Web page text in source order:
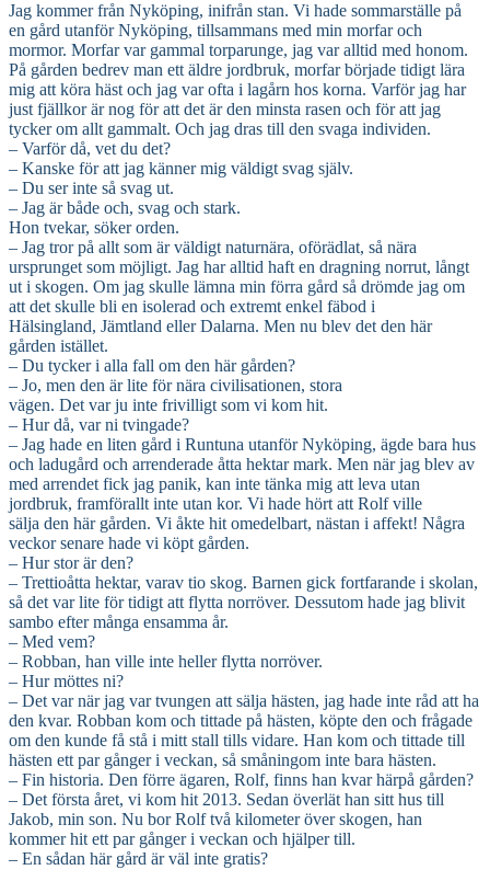
Jag kommer från Nyköping, inifrån stan. Vi hade sommarställe på
en gård utanför Nyköping, tillsammans med min morfar och
mormor. Morfar var gammal torparunge, jag var alltid med honom.
På gården bedrev man ett äldre jordbruk, morfar började tidigt lära
mig att köra häst och jag var ofta i lagårn hos korna. Varför jag har
just fjällkor är nog för att det är den minsta rasen och för att jag
tycker om allt gammalt. Och jag dras till den svaga individen.
– Varför då, vet du det?
– Kanske för att jag känner mig väldigt svag själv.
– Du ser inte så svag ut.
– Jag är både och, svag och stark.
Hon tvekar, söker orden.
– Jag tror på allt som är väldigt naturnära, oförädlat, så nära
ursprunget som möjligt. Jag har alltid haft en dragning norrut, långt
ut i skogen. Om jag skulle lämna min förra gård så drömde jag om
att det skulle bli en isolerad och extremt enkel fäbod i
Hälsingland, Jämtland eller Dalarna. Men nu blev det den här
gården istället.
– Du tycker i alla fall om den här gården?
– Jo, men den är lite för nära civilisationen, stora
vägen. Det var ju inte frivilligt som vi kom hit.
– Hur då, var ni tvingade?
– Jag hade en liten gård i Runtuna utanför Nyköping, ägde bara hus
och ladugård och arrenderade åtta hektar mark. Men när jag blev av
med arrendet fick jag panik, kan inte tänka mig att leva utan
jordbruk, framförallt inte utan kor. Vi hade hört att Rolf ville
sälja den här gården. Vi åkte hit omedelbart, nästan i affekt! Några
veckor senare hade vi köpt gården.
– Hur stor är den?
– Trettioåtta hektar, varav tio skog. Barnen gick fortfarande i skolan,
så det var lite för tidigt att flytta norröver. Dessutom hade jag blivit
sambo efter många ensamma år.
– Med vem?
– Robban, han ville inte heller flytta norröver.
– Hur möttes ni?
– Det var när jag var tvungen att sälja hästen, jag hade inte råd att ha
den kvar. Robban kom och tittade på hästen, köpte den och frågade
om den kunde få stå i mitt stall tills vidare. Han kom och tittade till
hästen ett par gånger i veckan, så småningom inte bara hästen.
– Fin historia. Den förre ägaren, Rolf, finns han kvar härpå gården?
– Det första året, vi kom hit 2013. Sedan överlät han sitt hus till
Jakob, min son. Nu bor Rolf två kilometer över skogen, han
kommer hit ett par gånger i veckan och hjälper till.
– En sådan här gård är väl inte gratis?